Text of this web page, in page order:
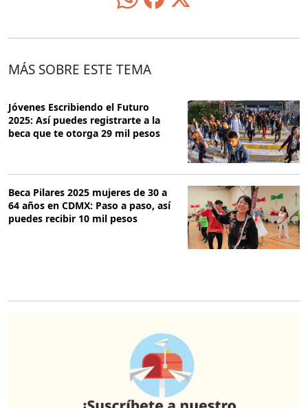
MÁS SOBRE ESTE TEMA
Jóvenes Escribiendo el Futuro
2025: Así puedes registrarte a la
beca que te otorga 29 mil pesos
Beca Pilares 2025 mujeres de 30 a
64 años en CDMX: Paso a paso, así
puedes recibir 10 mil pesos